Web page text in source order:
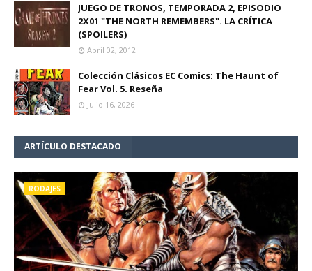
JUEGO DE TRONOS, TEMPORADA 2, EPISODIO
2X01 "THE NORTH REMEMBERS". LA CRÍTICA
(SPOILERS)
Abril 02, 2012
Colección Clásicos EC Comics: The Haunt of
Fear Vol. 5. Reseña
Julio 16, 2026
ARTÍCULO DESTACADO
RODAJES